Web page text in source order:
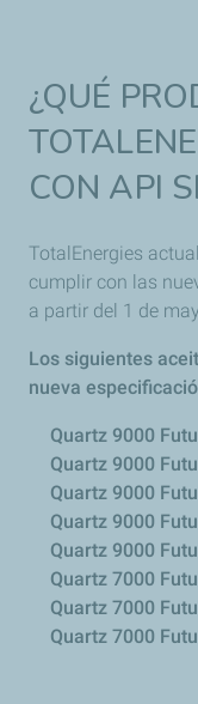
¿QUÉ
CON API
TotalEnergies
cumplir con las
a partir del 1 de
Los siguientes
nueva
Quartz 9000
Quartz 9000
Quartz 9000
Quartz 9000
Quartz 9000
Quartz 7000
Quartz 7000
Quartz 7000